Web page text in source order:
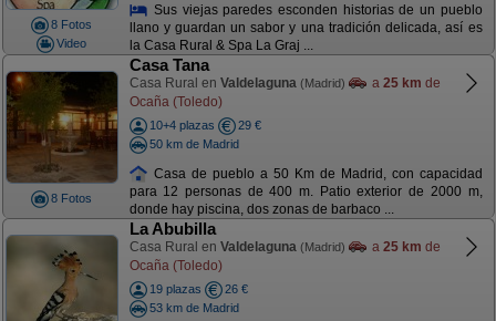
8 Fotos
Video
Sus viejas paredes esconden historias de un pueblo
llano y guardan un sabor y una tradición delicada, así es
la Casa Rural & Spa La Graj ...
8 Fotos
Casa Tana
Casa Rural en Valdelaguna (Madrid) a 25 km de
Ocaña (Toledo)
10+4 plazas
29 €
50 km de Madrid
Casa de pueblo a 50 Km de Madrid, con capacidad
para 12 personas de 400 m. Patio exterior de 2000 m,
donde hay piscina, dos zonas de barbaco ...
La Abubilla
Casa Rural en Valdelaguna (Madrid) a 25 km de
Ocaña (Toledo)
19 plazas
26 €
53 km de Madrid